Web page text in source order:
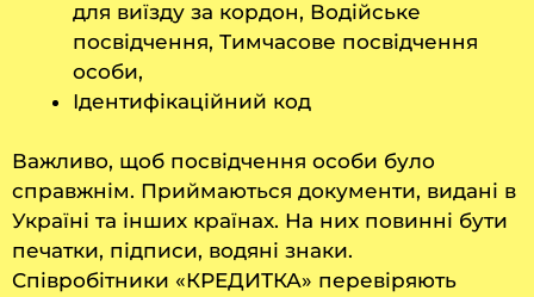
для виїзду за кордон, Водійське
посвідчення, Тимчасове посвідчення
особи,
Ідентифікаційний код
Важливо, щоб посвідчення особи було
справжнім. Приймаються документи, видані в
Україні та інших країнах. На них повинні бути
печатки, підписи, водяні знаки.
Співробітники «КРЕДИТКА» перевіряють